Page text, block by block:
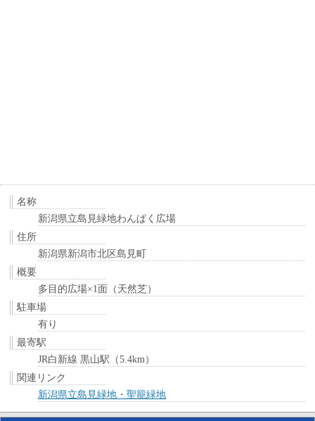
名称
新潟県立島見緑地わんぱく広場
住所
新潟県新潟市北区島見町
概要
多目的広場×1面（天然芝）
駐車場
有り
最寄駅
JR白新線 黒山駅（5.4km）
関連リンク
新潟県立島見緑地・聖籠緑地